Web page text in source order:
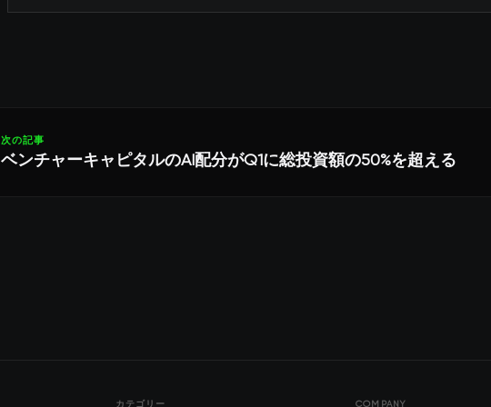
次の記事
ベンチャーキャピタルのAI配分がQ1に総投資額の50%を超える
カテゴリー COMPANY